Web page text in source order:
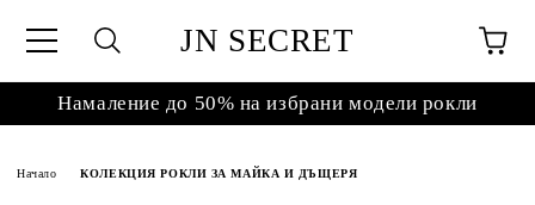
JN SECRET
Намаление до 50% на избрани модели рокли
Начало КОЛЕКЦИЯ РОКЛИ ЗА МАЙКА И ДЪЩЕРЯ